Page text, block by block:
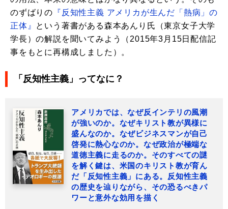
のずばりの 『反知性主義 アメリカが生んだ「熱病」の
正体』 という著書がある森本あんり氏（東京女子大学
学長）の解説を聞いてみよう（2015年3月15日配信記
事をもとに再構成しました）。
「反知性主義」ってなに？
アメリカでは、なぜ反インテリの風潮
が強いのか。なぜキリスト教が異様に
盛んなのか。なぜビジネスマンが自己
啓発に熱心なのか。なぜ政治が極端な
道徳主義に走るのか。そのすべての謎
を解く鍵は、米国のキリスト教が育ん
だ「反知性主義」にある。反知性主義
の歴史を辿りながら、その恐るべきパ
ワーと意外な効用を描く